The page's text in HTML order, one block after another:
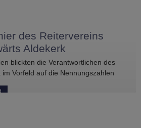
des Reitervereins
Aldekerk
blickten die Verantwortlichen des
Vorfeld auf die Nennungszahlen
in der näheren Umgebung. Umso